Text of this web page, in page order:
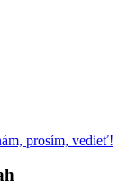
prosím, vedieť!